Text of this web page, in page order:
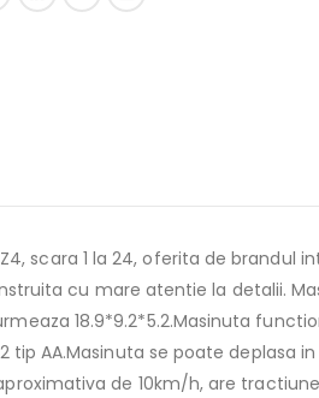
scara 1 la 24, oferita de brandul
cu mare atentie la detalii.
18.9*9.2*5.2.Masinuta
AA.Masinuta se poate deplasa
de 10km/h, are